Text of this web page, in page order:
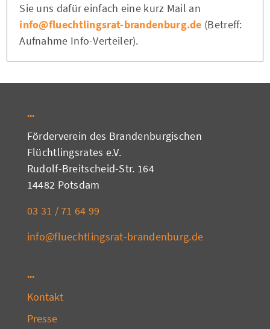
Sie uns dafür einfach eine kurz Mail an
info@fluechtlingsrat-brandenburg.de (Betreff:
Aufnahme Info-Verteiler).
Förderverein des Brandenburgischen
Flüchtlingsrates e.V.
Rudolf-Breitscheid-Str. 164
14482 Potsdam
03 31 / 71 64 99
info@fluechtlingsrat-brandenburg.de
Kontakt
Presse